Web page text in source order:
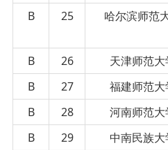
B
25 哈尔滨师范
B 26 天津师范大
B
27 福建师范大
B
28 河南师范大
B
29 中南民族大